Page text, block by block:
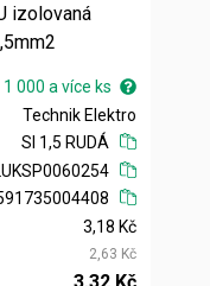
izolovaná
1 000 a více ks
Technik Elektro
SI 1,5 RUDÁ
3,18 Kč
2,63 Kč
3,32 Kč